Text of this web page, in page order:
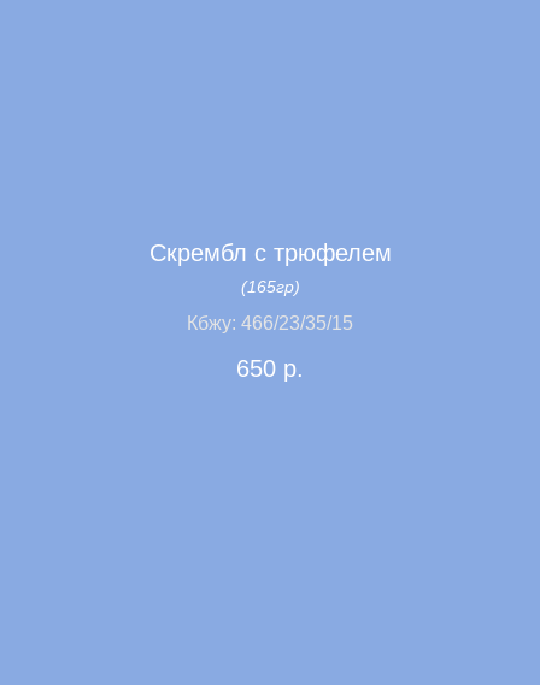
Скрембл с трюфелем
(165гр)
Кбжу: 466/23/35/15
650 р.